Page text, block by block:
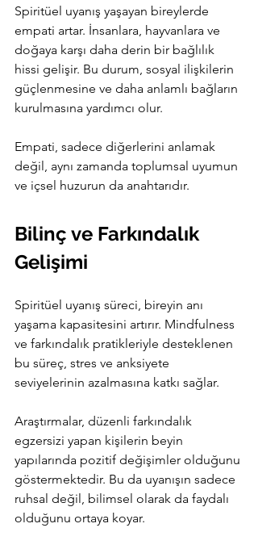
Spiritüel uyanış yaşayan bireylerde
empati artar. İnsanlara, hayvanlara ve
doğaya karşı daha derin bir bağlılık
hissi gelişir. Bu durum, sosyal ilişkilerin
güçlenmesine ve daha anlamlı bağların
kurulmasına yardımcı olur.
Empati, sadece diğerlerini anlamak
değil, aynı zamanda toplumsal uyumun
ve içsel huzurun da anahtarıdır.
Bilinç ve Farkındalık
Gelişimi
Spiritüel uyanış süreci, bireyin anı
yaşama kapasitesini artırır. Mindfulness
ve farkındalık pratikleriyle desteklenen
bu süreç, stres ve anksiyete
seviyelerinin azalmasına katkı sağlar.
Araştırmalar, düzenli farkındalık
egzersizi yapan kişilerin beyin
yapılarında pozitif değişimler olduğunu
göstermektedir. Bu da uyanışın sadece
ruhsal değil, bilimsel olarak da faydalı
olduğunu ortaya koyar.